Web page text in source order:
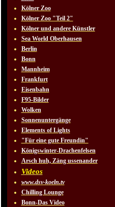
Kölner Zoo
Kölner Zoo "Teil 2"
Kölner und andere Künstler
Sea World Oberhausen
Berlin
Bonn
Mannheim
Frankfurt
Eisenbahn
F95-Bilder
Wolken
Sonnenuntergänge
Elements of Lights
"Für eine gute Freundin"
Königswinter-Drachenfelsen
Arsch huh, Zäng ussenander
Videos
www.dsv-koeln.tv
Chilling Lounge
Bonn-Das Video